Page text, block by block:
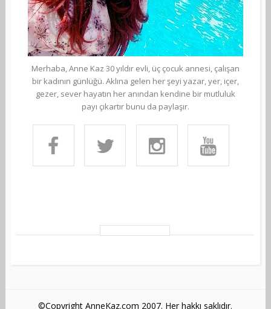
Merhaba, Anne Kaz 30 yıldır evli, üç çocuk annesi, çalışan
bir kadının günlüğü. Aklına gelen her şeyi yazar, yer, içer,
gezer, sever hayatın her anından kendine bir mutluluk
payı çıkartır bunu da paylaşır.
©Copyright AnneKaz.com 2007. Her hakkı saklıdır.